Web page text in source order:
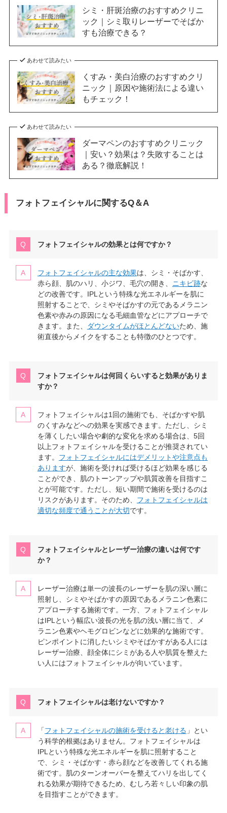
シミ・肝斑治療のおすすめクリニ
ック｜シミ取りレーザーでそばか
すも治療できる？
あわせて読みたい
くすみ・美白治療のおすすめクリ
ニック｜原因や施術法による違い
もチェック！
あわせて読みたい
ダーマペンのおすすめクリニック
｜安い？効果は？失敗することは
ある？徹底解説！
フォトフェイシャルに関するQ＆A
フォトフェイシャルの効果とは何ですか？
フォトフェイシャルの主な効果は、シミ・そばかす、
赤ら顔、肌のハリ、小ジワ、毛穴の開き、 ニキビ跡な
どの改善です。IPLという特殊な光エネルギーを肌に
照射することで、シミやそばかすの元であるメラニン
色素や赤みの原因になる毛細血管などにアプローチで
きます。また、
ダウンタイムがほとんどないため、施
術直後からメイクをすることも特徴のひとつです。
フォトフェイシャルは何回くらいすると効果がありま
すか？
フォトフェイシャルは1回の施術でも、そばかすや肌
のくすみなどへの効果を実感できます。ただし、シミ
を薄くしたい場合や劇的な変化を求める場合は、5回
以上フォトフェイシャルを受けることが推奨されてい
ます。 フォトフェイシャルにはデメリットや注意点も
ありますが、施術を受ければ受けるほど効果を感じる
ことができ、肌のトーンアップや肌質改善を目指すこ
とが可能です。ただし、短い期間で施術を受けるのは
リスクがあります。そのため、 フォトフェイシャルは
適切な頻度で通うことが大切です。
フォトフェイシャルとレーザー治療の違いは何です
か？
レーザー治療は単一の波長のレーザーを肌の深い層に
照射し、シミやそばかすの原因であるメラニン色素に
アプローチする施術です。一方、フォトフェイシャル
はIPLという幅広い波長の光を肌の浅い層に当て、メ
ラニン色素やヘモグロビンなどに効果的な施術です。
ピンポイントに消したいシミやそばかすがある人には
レーザー治療、顔全体にシミがある人や肌質を整えた
い人にはフォトフェイシャルが向いています。
フォトフェイシャルは老けないですか？
「フォトフェイシャルの施術を受けると老ける 」とい
う科学的根拠はありません。フォトフェイシャルは
IPLという特殊な光エネルギーを肌に照射すること
で、シミ・そばかす・赤ら顔などを改善してくれる施
術です。肌のターンオーバーを整えてハリを出してく
れる効果が期待できるため、むしろ若々しい印象の肌
を目指すことができます。